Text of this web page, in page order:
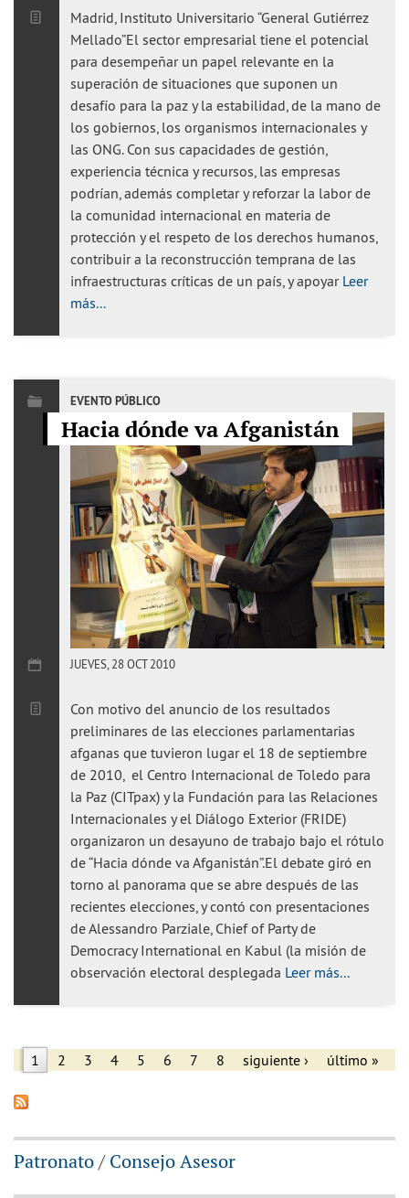
Madrid, Instituto Universitario “General Gutiérrez
Mellado”El sector empresarial tiene el potencial
para desempeñar un papel relevante en la
superación de situaciones que suponen un
desafío para la paz y la estabilidad, de la mano de
los gobiernos, los organismos internacionales y
las ONG. Con sus capacidades de gestión,
experiencia técnica y recursos, las empresas
podrían, además completar y reforzar la labor de
la comunidad internacional en materia de
protección y el respeto de los derechos humanos,
contribuir a la reconstrucción temprana de las
infraestructuras críticas de un país, y apoyar Leer
más...
EVENTO PÚBLICO
Hacia dónde va Afganistán
JUEVES, 28 OCT 2010
Con motivo del anuncio de los resultados
preliminares de las elecciones parlamentarias
afganas que tuvieron lugar el 18 de septiembre
de 2010, el Centro Internacional de Toledo para
la Paz (CITpax) y la Fundación para las Relaciones
Internacionales y el Diálogo Exterior (FRIDE)
organizaron un desayuno de trabajo bajo el rótulo
de “Hacia dónde va Afganistán”.El debate giró en
torno al panorama que se abre después de las
recientes elecciones, y contó con presentaciones
de Alessandro Parziale, Chief of Party de
Democracy International en Kabul (la misión de
observación electoral desplegada Leer más...
Páginas
1 2 3 4 5 6 7 8 siguiente › último »
Patronato/Consejo Asesor